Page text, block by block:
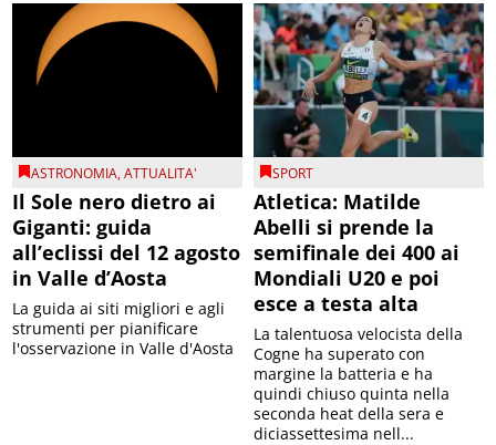
ASTRONOMIA,ATTUALITA'
Il Sole nero dietro ai
Giganti: guida
all’eclissi del 12 agosto
in Valle d’Aosta
La guida ai siti migliori e agli
strumenti per pianificare
l'osservazione in Valle d'Aosta
SPORT
Atletica: Matilde
Abelli si prende la
semifinale dei 400 ai
Mondiali U20 e poi
esce a testa alta
La talentuosa velocista della
Cogne ha superato con
margine la batteria e ha
quindi chiuso quinta nella
seconda heat della sera e
diciassettesima nell...